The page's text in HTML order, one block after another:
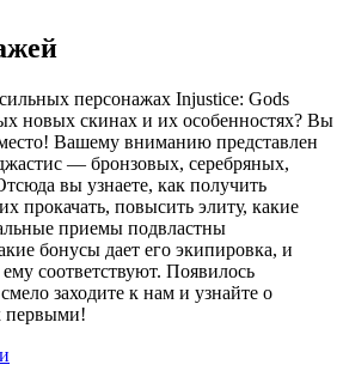
персонажах Injustice: Gods
новых скинах и их особенностях? Вы
Вашему вниманию представлен
— бронзовых, серебряных,
вы узнаете, как получить
прокачать, повысить элиту, какие
приемы подвластны
бонусы дает его экипировка, и
соответствуют. Появилось
заходите к нам и узнайте о
первыми!